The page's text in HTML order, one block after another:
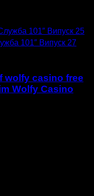
101″ Випуск 25
101″ Випуск 27
wolfy casino free
Wolfy Casino